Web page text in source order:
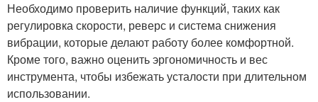
Необходимо проверить наличие функций, таких как
регулировка скорости, реверс и система снижения
вибрации, которые делают работу более комфортной.
Кроме того, важно оценить эргономичность и вес
инструмента, чтобы избежать усталости при длительном
использовании.